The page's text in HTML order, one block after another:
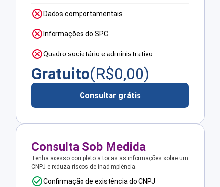
Dados comportamentais
Informações do SPC
Quadro societário e administrativo
Gratuito(R$0,00)
Consultar grátis
Consulta Sob Medida
Tenha acesso completo a todas as informações sobre um
CNPJ e reduza riscos de inadimplência.
Confirmação de existência do CNPJ